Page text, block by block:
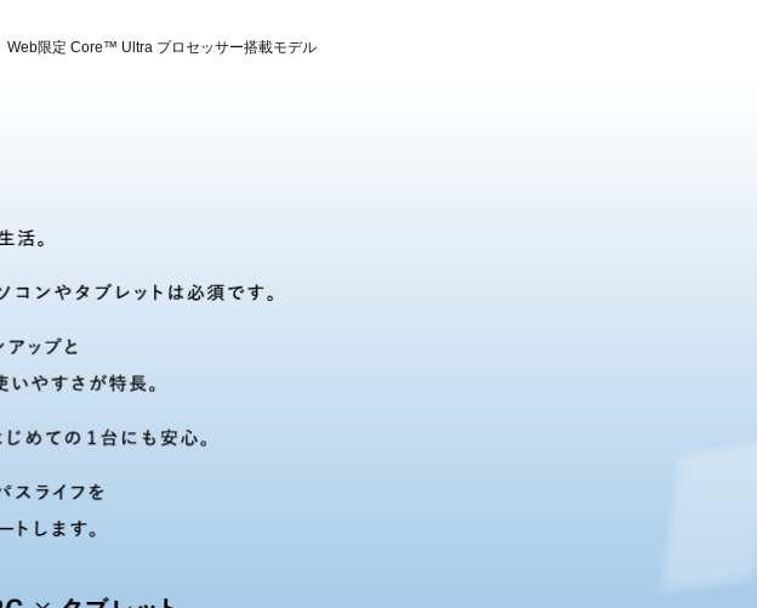
Web限定 Core™ Ultra プロセッサー搭載モデル